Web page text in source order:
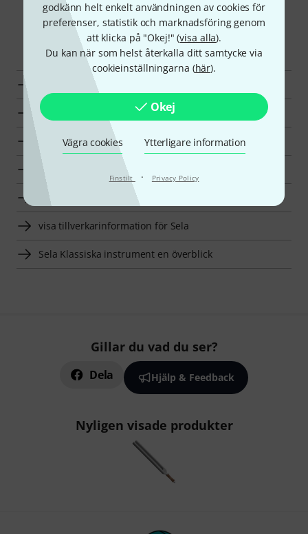
godkänn helt enkelt användningen av cookies för
preferenser, statistik och marknadsföring genom
att klicka på "Okej!" (visa alla).
Du kan när som helst återkalla ditt samtycke via
cookieinställningarna (här).
Okej
Vägra cookies Ytterligare information
Finstilt · Privacy Policy
Smart Navigator
Sela Stämgaffel en överblick
Stämgaffel till priser från 500 kr - 1000 kr annonser
till produktgrupp Stämgaffel
till produktgrupp Meditation och musikterapi
till produktgrupp Klassiska instrument
visa tillverkarinformation för Sela
Sela Klassiska instrument en överblick
Gillar du vad du ser?
Dela Hjälp & Feedback
Nyligen visade produkter